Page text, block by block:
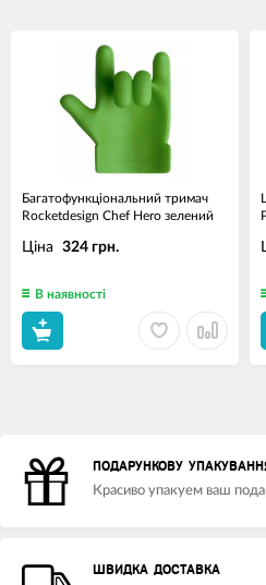
Багатофункціональний тримач
Rocketdesign Chef Hero зелений
Ціна 324 грн.
В наявності
ПОДАРУНКОВУ
Красиво упакуем ваш
ШВИДКА ДОСТАВКА